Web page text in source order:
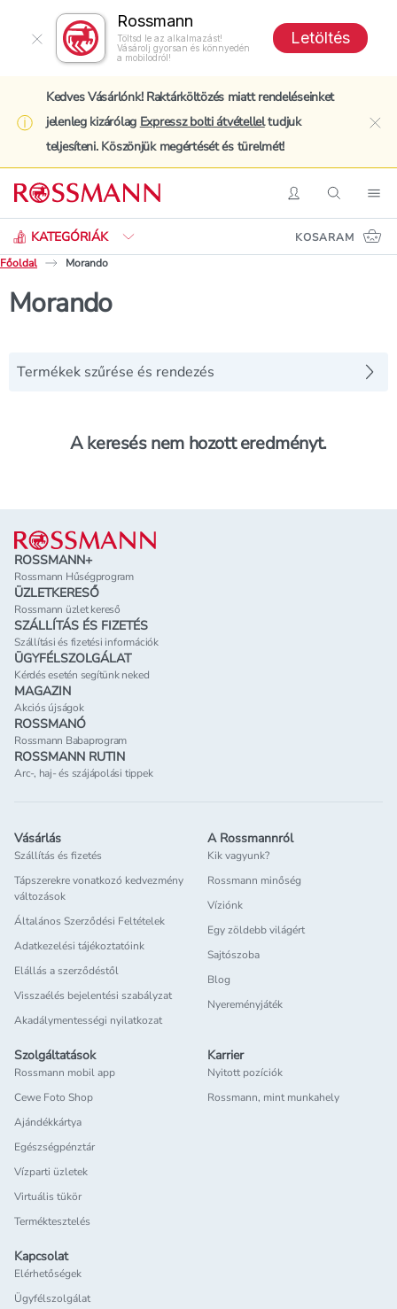
Rossmann
Töltsd le az alkalmazást!
Vásárolj gyorsan és könnyedén
a mobilodról!
Letöltés
Kedves Vásárlónk! Raktárköltözés miatt rendeléseinket
jelenleg kizárólag Expressz bolti átvételleltudjuk
teljesíteni. Köszönjük megértését és türelmét!
BelépésKeresés
KATEGÓRIÁK
Keresés
KOSARAM
Főoldal
Morando
Morando
Termékek szűrése és rendezés
A keresés nem hozott eredményt.
Lábléc
ROSSMANN+
Rossmann Hűségprogram
ÜZLETKERESŐ
Rossmann üzlet kereső
SZÁLLÍTÁS ÉS FIZETÉS
Szállítási és fizetési információk
ÜGYFÉLSZOLGÁLAT
Kérdés esetén segítünk neked
MAGAZIN
Akciós újságok
ROSSMANÓ
Rossmann Babaprogram
ROSSMANN RUTIN
Arc-, haj- és szájápolási tippek
Vásárlás
Szállítás és fizetés
Tápszerekre vonatkozó kedvezmény
változások
Általános Szerződési Feltételek
Adatkezelési tájékoztatóink
Elállás a szerződéstől
Visszaélés bejelentési szabályzat
Akadálymentességi nyilatkozat
A Rossmannról
Kik vagyunk?
Rossmann minőség
Víziónk
Egy zöldebb világért
Sajtószoba
Blog
Nyereményjáték
Szolgáltatások
Rossmann mobil app
Cewe Foto Shop
Ajándékkártya
Egészségpénztár
Vízparti üzletek
Virtuális tükör
Terméktesztelés
Karrier
Nyitott pozíciók
Rossmann, mint munkahely
Kapcsolat
Elérhetőségek
Ügyfélszolgálat